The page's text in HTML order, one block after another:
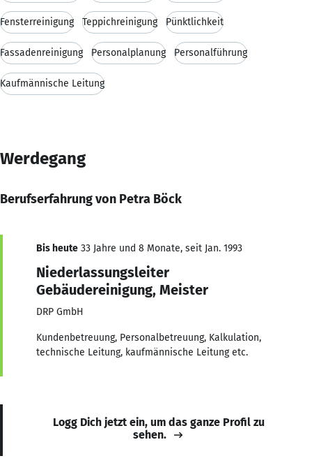
Fensterreinigung Teppichreinigung Pünktlichkeit
Fassadenreinigung Personalplanung Personalführung
Kaufmännische Leitung
Werdegang
Berufserfahrung von Petra Böck
Bis heute 33 Jahre und 8 Monate, seit Jan. 1993
Niederlassungsleiter
Gebäudereinigung, Meister
DRP GmbH
Kundenbetreuung, Personalbetreuung, Kalkulation,
technische Leitung, kaufmännische Leitung etc.
Logg Dich jetzt ein, um das ganze Profil zu
sehen.